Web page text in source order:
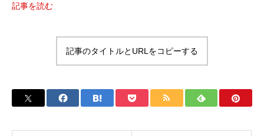
記事を読む
記事のタイトルとURLをコピーする